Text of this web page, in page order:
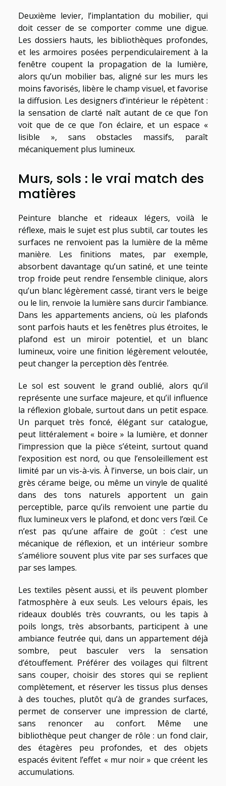
Deuxième levier, l’implantation du mobilier, qui
doit cesser de se comporter comme une digue.
Les dossiers hauts, les bibliothèques profondes,
et les armoires posées perpendiculairement à la
fenêtre coupent la propagation de la lumière,
alors qu’un mobilier bas, aligné sur les murs les
moins favorisés, libère le champ visuel, et favorise
la diffusion. Les designers d’intérieur le répètent :
la sensation de clarté naît autant de ce que l’on
voit que de ce que l’on éclaire, et un espace «
lisible », sans obstacles massifs, paraît
mécaniquement plus lumineux.
Murs, sols : le vrai match des
matières
Peinture blanche et rideaux légers, voilà le
réflexe, mais le sujet est plus subtil, car toutes les
surfaces ne renvoient pas la lumière de la même
manière. Les finitions mates, par exemple,
absorbent davantage qu’un satiné, et une teinte
trop froide peut rendre l’ensemble clinique, alors
qu’un blanc légèrement cassé, tirant vers le beige
ou le lin, renvoie la lumière sans durcir l’ambiance.
Dans les appartements anciens, où les plafonds
sont parfois hauts et les fenêtres plus étroites, le
plafond est un miroir potentiel, et un blanc
lumineux, voire une finition légèrement veloutée,
peut changer la perception dès l’entrée.
Le sol est souvent le grand oublié, alors qu’il
représente une surface majeure, et qu’il influence
la réflexion globale, surtout dans un petit espace.
Un parquet très foncé, élégant sur catalogue,
peut littéralement « boire » la lumière, et donner
l’impression que la pièce s’éteint, surtout quand
l’exposition est nord, ou que l’ensoleillement est
limité par un vis-à-vis. À l’inverse, un bois clair, un
grès cérame beige, ou même un vinyle de qualité
dans des tons naturels apportent un gain
perceptible, parce qu’ils renvoient une partie du
flux lumineux vers le plafond, et donc vers l’œil. Ce
n’est pas qu’une affaire de goût : c’est une
mécanique de réflexion, et un intérieur sombre
s’améliore souvent plus vite par ses surfaces que
par ses lampes.
Les textiles pèsent aussi, et ils peuvent plomber
l’atmosphère à eux seuls. Les velours épais, les
rideaux doublés très couvrants, ou les tapis à
poils longs, très absorbants, participent à une
ambiance feutrée qui, dans un appartement déjà
sombre, peut basculer vers la sensation
d’étouffement. Préférer des voilages qui filtrent
sans couper, choisir des stores qui se replient
complètement, et réserver les tissus plus denses
à des touches, plutôt qu’à de grandes surfaces,
permet de conserver une impression de clarté,
sans renoncer au confort. Même une
bibliothèque peut changer de rôle : un fond clair,
des étagères peu profondes, et des objets
espacés évitent l’effet « mur noir » que créent les
accumulations.